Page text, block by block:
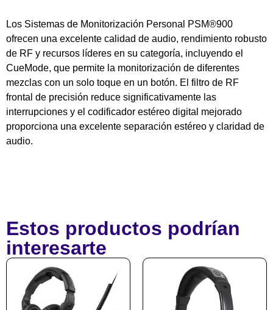
Los Sistemas de Monitorización Personal PSM®900
ofrecen una excelente calidad de audio, rendimiento robusto
de RF y recursos líderes en su categoría, incluyendo el
CueMode, que permite la monitorización de diferentes
mezclas con un solo toque en un botón. El filtro de RF
frontal de precisión reduce significativamente las
interrupciones y el codificador estéreo digital mejorado
proporciona una excelente separación estéreo y claridad de
audio.
Estos productos podrían
interesarte